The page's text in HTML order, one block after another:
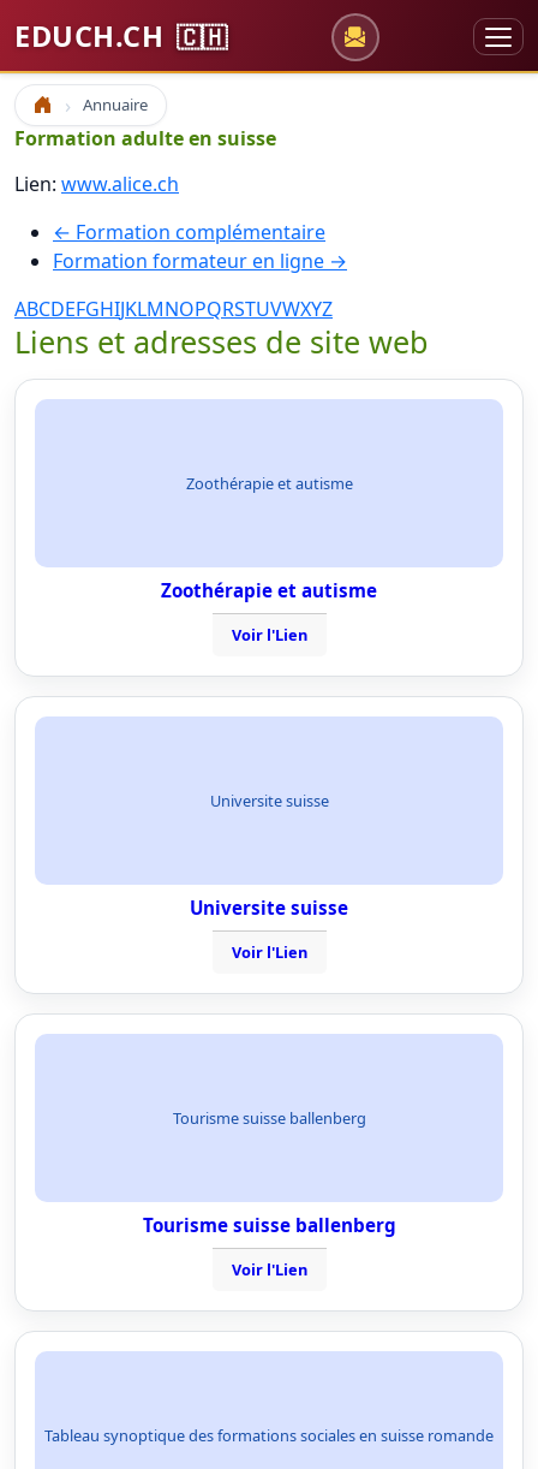
EDUCH.CH 🇨🇭
Accueil Annuaire
Formation adulte en suisse
Lien: www.alice.ch
← Formation complémentaire
Formation formateur en ligne →
ABCDEFGHIJKLMNOPQRSTUVWXYZ
Liens et adresses de site web
Zoothérapie et autisme
Zoothérapie et autisme
Voir l'Lien
Universite suisse
Universite suisse
Voir l'Lien
Tourisme suisse ballenberg
Tourisme suisse ballenberg
Voir l'Lien
Tableau synoptique des formations sociales en suisse romande